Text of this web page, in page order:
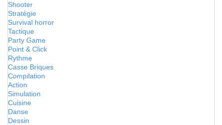
Shooter
Stratégie
Survival horror
Tactique
Party Game
Point & Click
Rythme
Casse Briques
Compilation
Action
Simulation
Cuisine
Danse
Dessin